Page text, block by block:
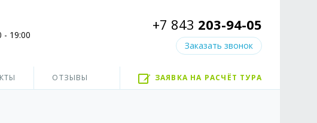
- 19:00
+7 843 203-94-05
Заказать звонок
ОТЗЫВЫ ЗАЯВКА НА РАСЧЁТ ТУРА